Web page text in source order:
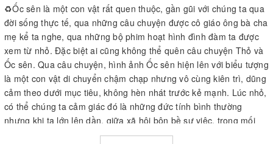
♻️Ốc sên là một con vật rất quen thuộc, gần gũi với chúng ta qua
đời sống thực tế, qua những câu chuyện được cô giáo ông bà cha
mẹ kể ta nghe, qua những bộ phim hoạt hình đình đàm ta được
xem từ nhỏ. Đặc biệt ai cũng không thể quên câu chuyện Thỏ và
Ốc sên. Qua câu chuyện, hình ảnh Ốc sên hiện lên với biểu tượng
là một con vật di chuyển chậm chạp nhưng vô cùng kiên trì, dũng
cảm theo dưới mục tiêu, không hèn nhát trước kẻ mạnh. Lúc nhỏ,
có thể chúng ta cảm giác đó là những đức tính bình thường
nhưng khi ta lớn lên dần, giữa xã hội bộn bề sự việc, trong mối
quan hệ giữa kẻ yếu và kẻ mạnh, con người chưa chắc ai cũng